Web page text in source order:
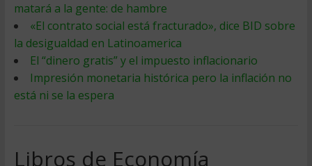
matará a la gente: de hambre
«El contrato social está fracturado», dice BID sobre
la desigualdad en Latinoamerica
El “dinero gratis” y el impuesto inflacionario
Impresión monetaria histórica pero la inflación no
está ni se la espera
Libros de Economía